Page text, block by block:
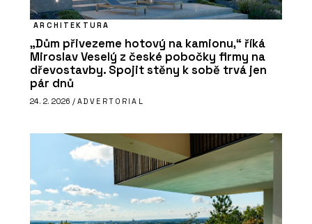
ARCHITEKTURA
„Dům přivezeme hotový na kamionu,“ říká
Miroslav Veselý z české pobočky firmy na
dřevostavby. Spojit stěny k sobě trvá jen
pár dnů
24. 2. 2026 / ADVERTORIAL